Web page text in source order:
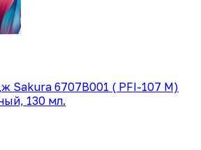
Sakura 6707B001 ( PFI-107 M)
130 мл.